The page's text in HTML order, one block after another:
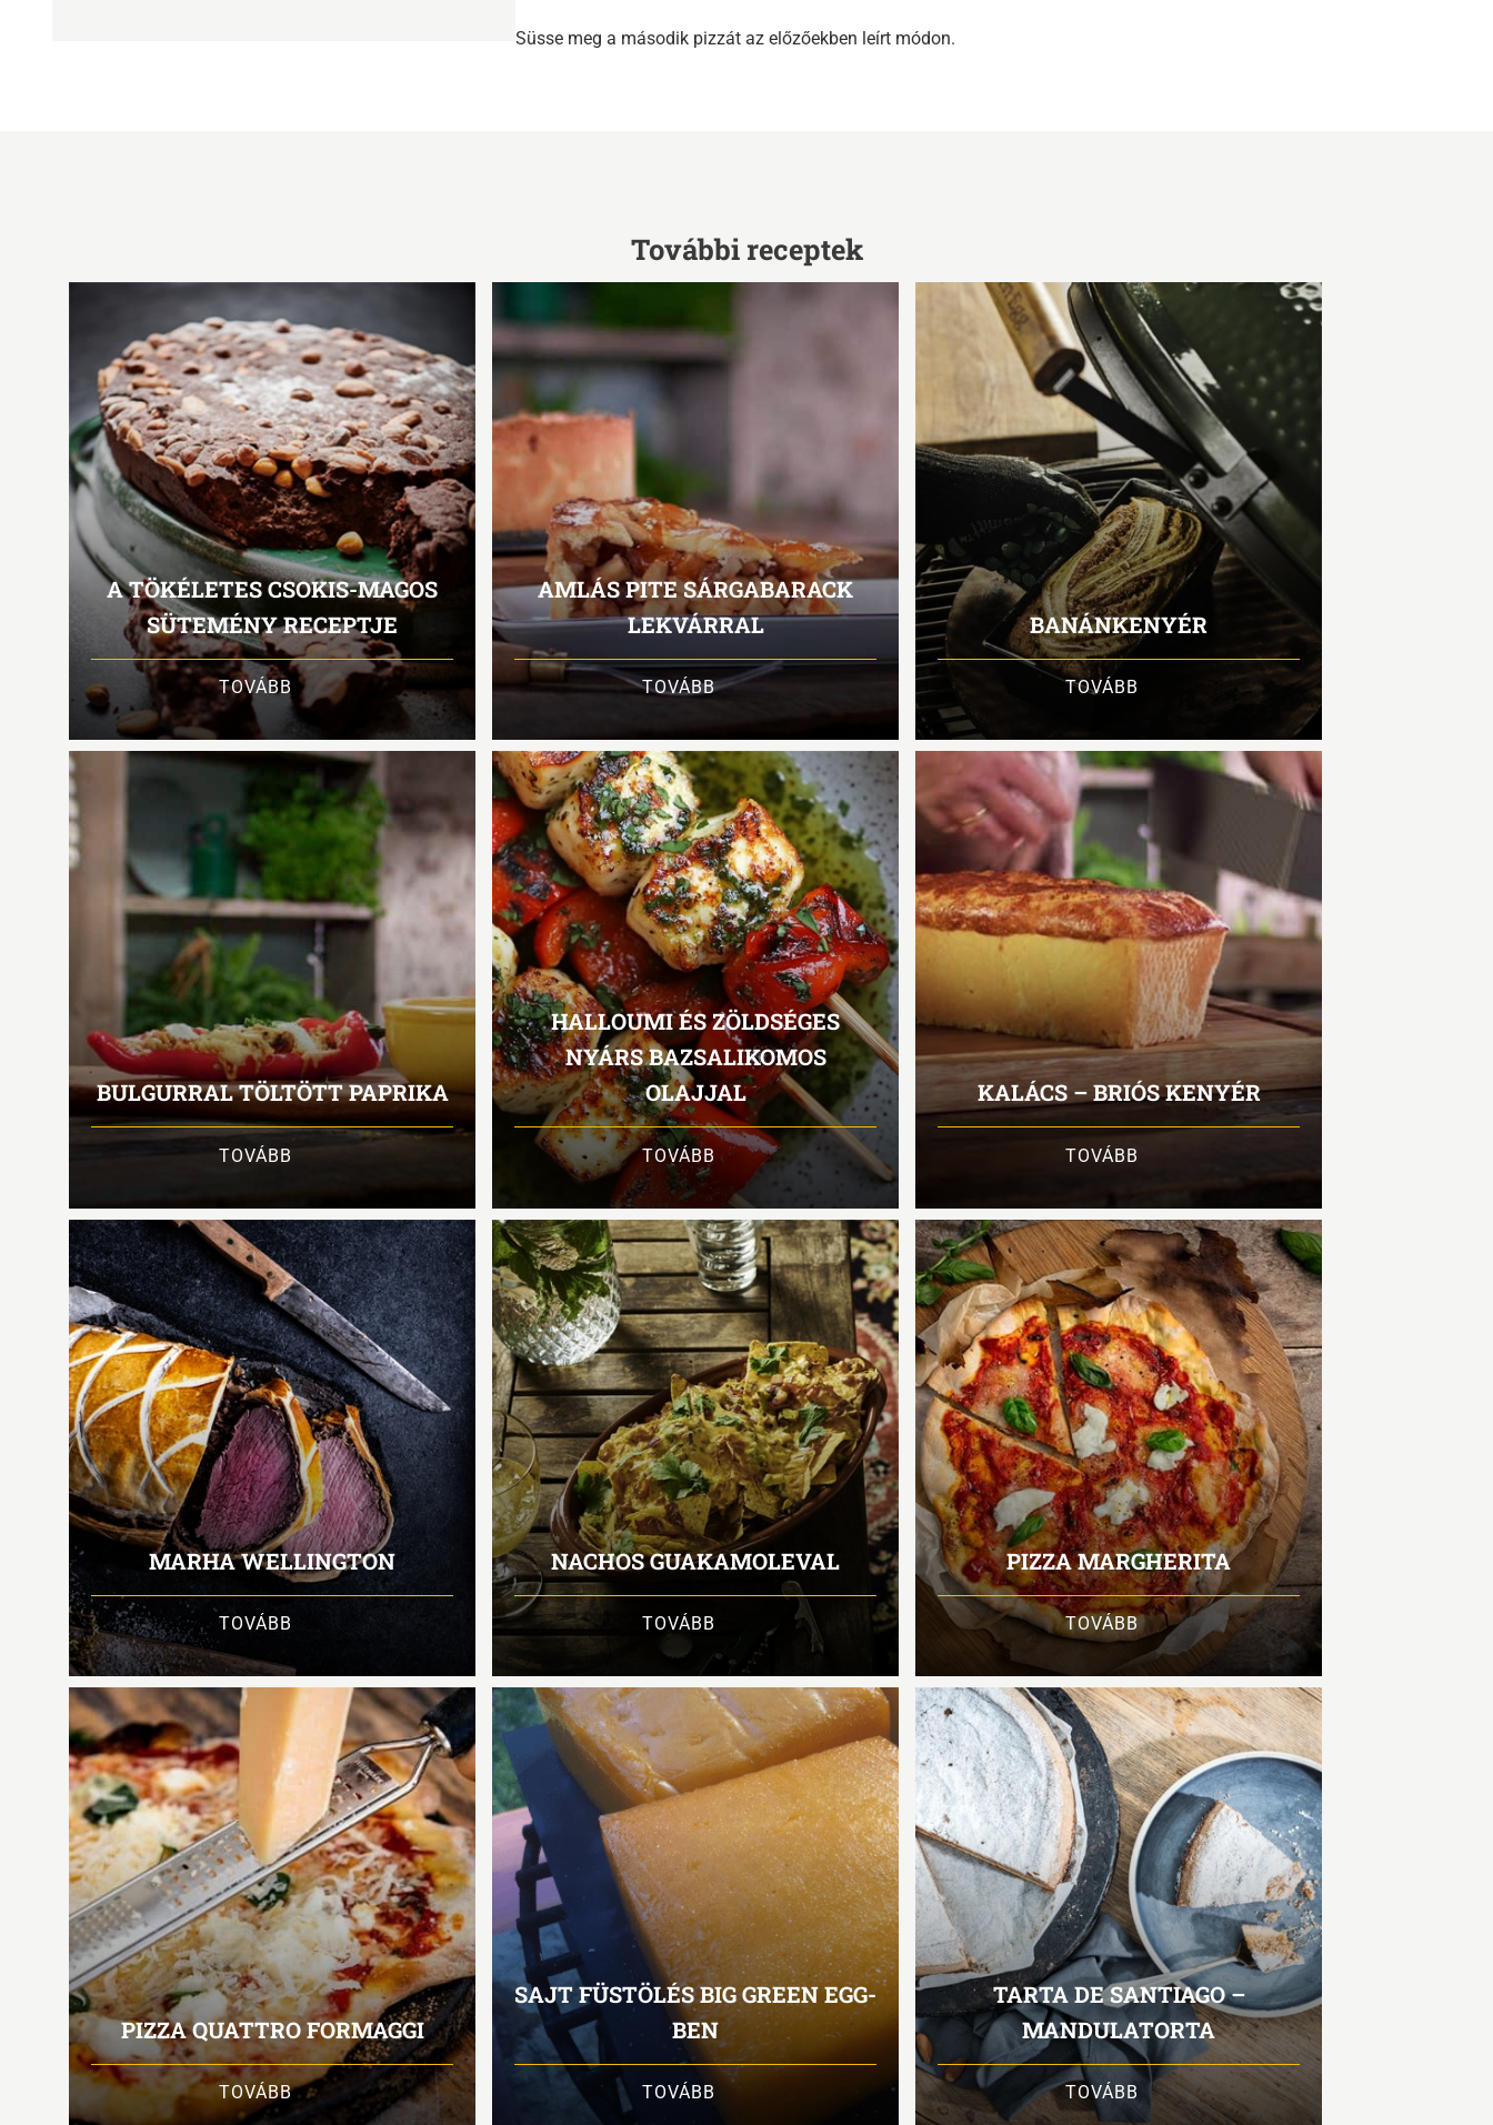
Süsse meg a második pizzát az előzőekben leírt módon.
További receptek
A TÖKÉLETES CSOKIS-MAGOS
SÜTEMÉNY RECEPTJE
TOVÁBB
AMLÁS PITE SÁRGABARACK
LEKVÁRRAL
TOVÁBB
BANÁNKENYÉR
TOVÁBB
BULGURRAL TÖLTÖTT PAPRIKA
TOVÁBB
HALLOUMI ÉS ZÖLDSÉGES
NYÁRS BAZSALIKOMOS
OLAJJAL
TOVÁBB
KALÁCS – BRIÓS KENYÉR
TOVÁBB
MARHA WELLINGTON
TOVÁBB
NACHOS GUAKAMOLEVAL
TOVÁBB
PIZZA MARGHERITA
TOVÁBB
PIZZA QUATTRO FORMAGGI
TOVÁBB
SAJT FÜSTÖLÉS BIG GREEN EGG-
BEN
TOVÁBB
TARTA DE SANTIAGO –
MANDULATORTA
TOVÁBB